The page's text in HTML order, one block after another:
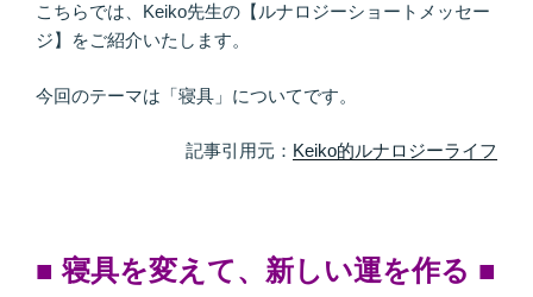
こちらでは、Keiko先生の【ルナロジーショートメッセー
ジ】をご紹介いたします。
今回のテーマは「寝具」についてです。
記事引用元： Keiko的ルナロジーライフ
■ 寝具を変えて、新しい運を作る ■